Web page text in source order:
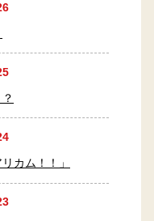
カム！！」